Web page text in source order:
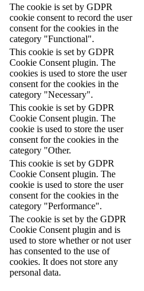
The cookie is set by GDPR
cookie consent to record the user
consent for the cookies in the
category "Functional".
This cookie is set by GDPR
Cookie Consent plugin. The
cookies is used to store the user
consent for the cookies in the
category "Necessary".
This cookie is set by GDPR
Cookie Consent plugin. The
cookie is used to store the user
consent for the cookies in the
category "Other.
This cookie is set by GDPR
Cookie Consent plugin. The
cookie is used to store the user
consent for the cookies in the
category "Performance".
The cookie is set by the GDPR
Cookie Consent plugin and is
used to store whether or not user
has consented to the use of
cookies. It does not store any
personal data.